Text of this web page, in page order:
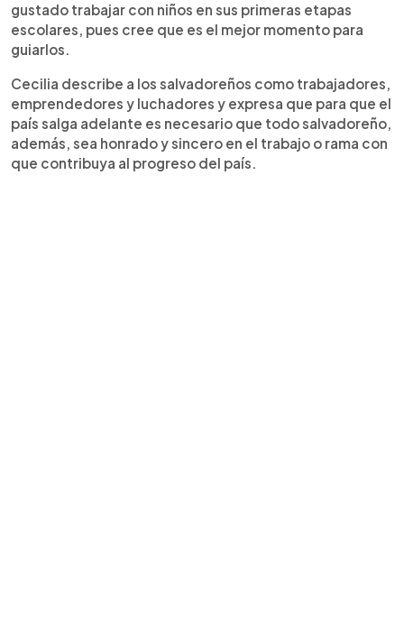
gustado trabajar con niños en sus primeras etapas
escolares, pues cree que es el mejor momento para
guiarlos.
Cecilia describe a los salvadoreños como trabajadores,
emprendedores y luchadores y expresa que para que el
país salga adelante es necesario que todo salvadoreño,
además, sea honrado y sincero en el trabajo o rama con
que contribuya al progreso del país.